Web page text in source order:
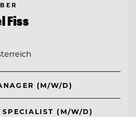
Fiss
(M/W/D)
(M/W/D)